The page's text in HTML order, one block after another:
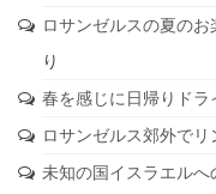
ロサンゼルスの夏の
り
春を感じに日帰りドラ
ロサンゼルス郊外でリ
未知の国イスラエル